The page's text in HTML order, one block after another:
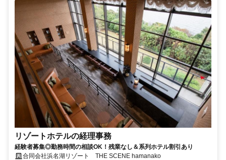
リゾートホテルの経理事務
経験者募集◎勤務時間の相談OK！残業なし＆系列ホテル割引あり
合同会社浜名湖リゾート THE SCENE hamanako